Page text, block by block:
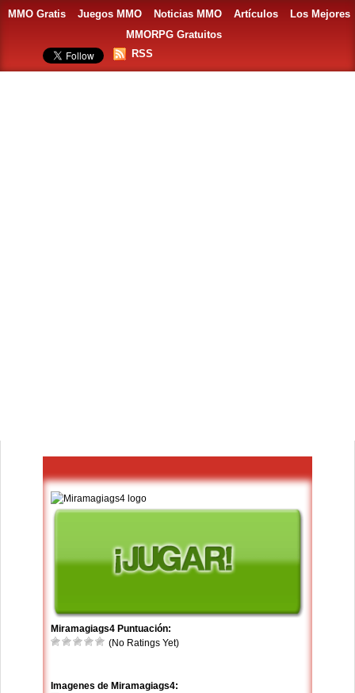
MMO Gratis Juegos MMO Noticias MMO Artículos
Los Mejores
MMORPG Gratuitos
RSS
Miramagiags4 Puntuación:
(No Ratings Yet)
Imagenes de Miramagiags4: